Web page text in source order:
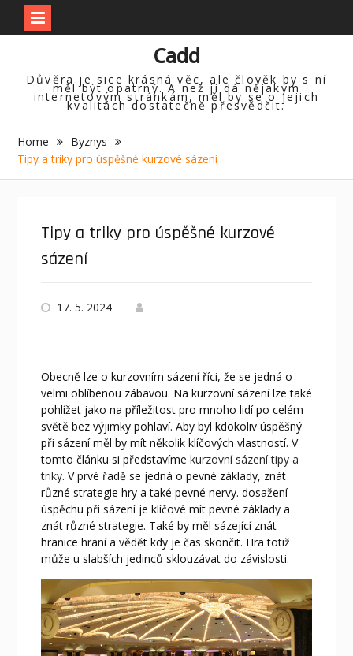
content
Cadd
Důvěra je sice krásná věc, ale člověk by s ní
měl být opatrný. A než ji dá nějakým
internetovým stránkám, měl by se o jejich
kvalitách dostatečně přesvědčit.
Home
Byznys
Tipy a triky pro úspěšné kurzové sázení
Tipy a triky pro úspěšné kurzové
sázení
17. 5. 2024
Obecně lze o kurzovním sázení říci, že se jedná o
velmi oblíbenou zábavou. Na kurzovní sázení lze také
pohlížet jako na příležitost pro mnoho lidí po celém
světě bez výjimky pohlaví. Aby byl kdokoliv úspěšný
při sázení měl by mít několik klíčových vlastností. V
tomto článku si představíme kurzovní sázení tipy a
triky. V prvé řadě se jedná o pevné základy, znát
různé strategie hry a také pevné nervy. dosažení
úspěchu při sázení je klíčové mít pevné základy a
znát různé strategie. Také by měl sázející znát
hranice hraní a vědět kdy je čas skončit. Hra totiž
může u slabších jedinců sklouzávat do závislosti.